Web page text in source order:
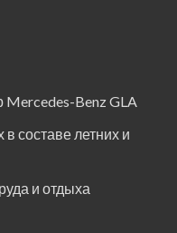
Benz GLA
в составе летних и
и отдыха